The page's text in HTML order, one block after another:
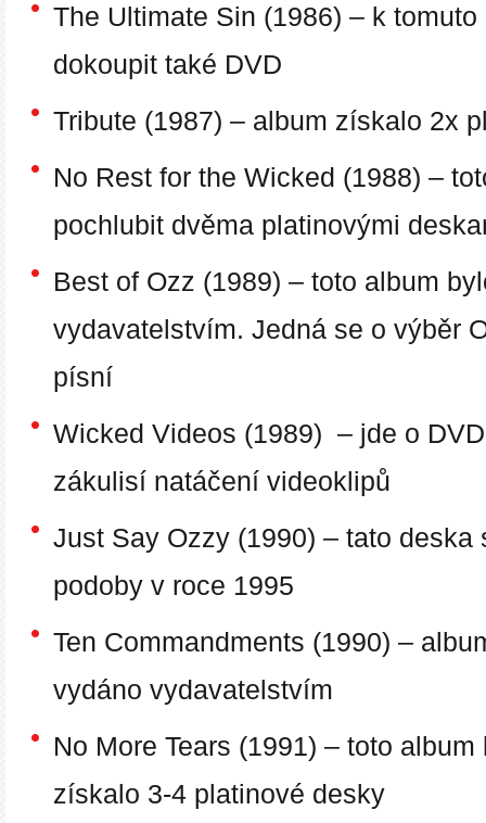
The Ultimate Sin (1986) – k tomuto
dokoupit také DVD
Tribute (1987) – album získalo 2x
No Rest for the Wicked (1988) –
pochlubit dvěma platinovými
Best of Ozz (1989) – toto album
vydavatelstvím. Jedná se o výběr
písní
Wicked Videos (1989) – jde o
zákulisí natáčení videoklipů
Just Say Ozzy (1990) – tato deska
podoby v roce 1995
Ten Commandments (1990) –
vydáno vydavatelstvím
No More Tears (1991) – toto album
získalo 3-4 platinové desky